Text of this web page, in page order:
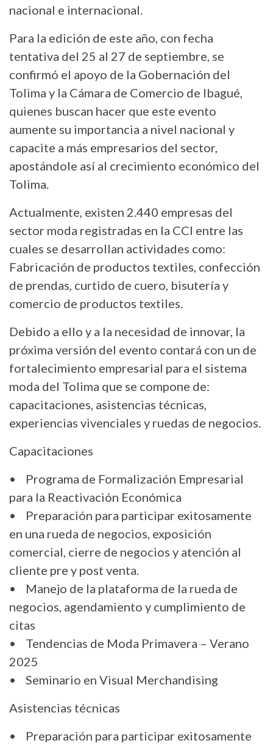
nacional e internacional.
Para la edición de este año, con fecha
tentativa del 25 al 27 de septiembre, se
confirmó el apoyo de la Gobernación del
Tolima y la Cámara de Comercio de Ibagué,
quienes buscan hacer que este evento
aumente su importancia a nivel nacional y
capacite a más empresarios del sector,
apostándole así al crecimiento económico del
Tolima.
Actualmente, existen 2.440 empresas del
sector moda registradas en la CCI entre las
cuales se desarrollan actividades como:
Fabricación de productos textiles, confección
de prendas, curtido de cuero, bisutería y
comercio de productos textiles.
Debido a ello y a la necesidad de innovar, la
próxima versión del evento contará con un de
fortalecimiento empresarial para el sistema
moda del Tolima que se compone de:
capacitaciones, asistencias técnicas,
experiencias vivenciales y ruedas de negocios.
Capacitaciones
• Programa de Formalización Empresarial
para la Reactivación Económica
• Preparación para participar exitosamente
en una rueda de negocios, exposición
comercial, cierre de negocios y atención al
cliente pre y post venta.
• Manejo de la plataforma de la rueda de
negocios, agendamiento y cumplimiento de
citas
• Tendencias de Moda Primavera – Verano
2025
• Seminario en Visual Merchandising
Asistencias técnicas
• Preparación para participar exitosamente